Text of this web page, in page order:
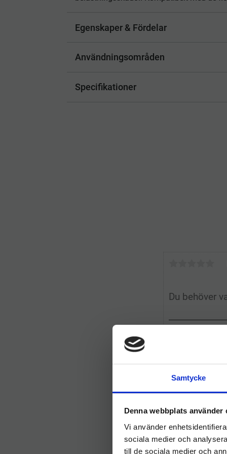
Samtycke
Denna webbplats använder
Vi använder
sociala medier och
till de sociala medier och
Egenskaper & Fördelar
Användningsområden
Specifikationer